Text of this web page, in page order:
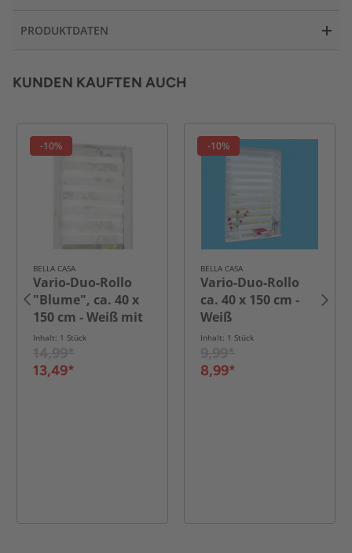
PRODUKTDATEN
KUNDEN KAUFTEN AUCH
-10%
BELLA CASA
Vario-Duo-Rollo
"Blume", ca. 40 x
150 cm - Weiß mit
Motiv
Inhalt: 1 Stück
13,49*
-10%
BELLA CASA
Vario-Duo-Rollo
ca. 40 x 150 cm -
Weiß
Inhalt: 1 Stück
8,99*